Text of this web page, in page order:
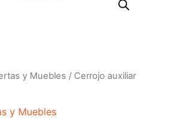
y Muebles / Cerrojo auxiliar
y Muebles